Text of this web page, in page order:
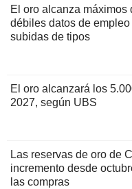
El oro alcanza máximos
débiles datos de
subidas de tipos
El oro alcanzará los
2027, según UBS
Las reservas de oro de
incremento desde
las compras